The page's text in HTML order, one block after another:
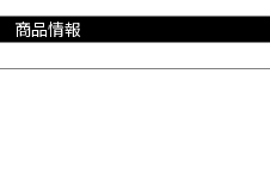
商品情報